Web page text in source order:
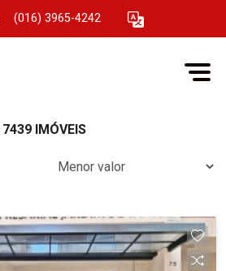
(016) 3965-4242
7439 IMÓVEIS